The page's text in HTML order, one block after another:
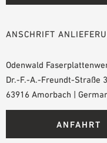
ANSCHRIFT
Odenwald
Dr.-F.-A.-Freundt-Straße 3
63916 Amorbach |
ANFAHRT